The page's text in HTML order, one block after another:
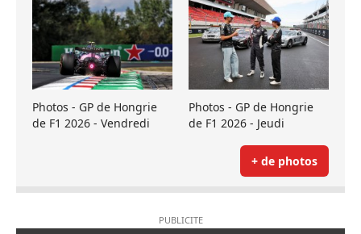
Photos - GP de Hongrie
de F1 2026 - Vendredi
Photos - GP de Hongrie
de F1 2026 - Jeudi
+ de photos